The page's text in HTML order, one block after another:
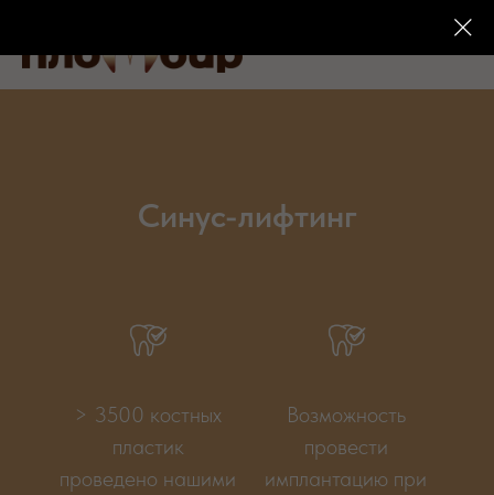
Синус-лифтинг
> 3500 костных
пластик
проведено нашими
Возможность
провести
имплантацию при